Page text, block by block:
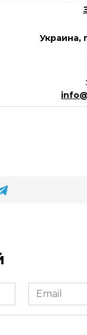
Украина,
Email
*